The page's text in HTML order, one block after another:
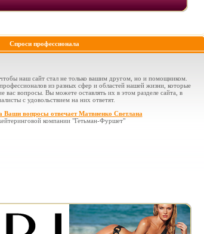
Спроси профессионала
наш сайт стал не только вашим другом, но и помощником.
из разных сфер и областей нашей жизни, которые
вас вопросы. Вы можете оставлять их в этом разделе сайта, в
с удовольствием на них ответят.
Ваши вопросы отвечает Матвиенко Светлана
компании "Гетьман-Фуршет"